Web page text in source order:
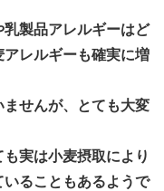
製品アレルギーはど
レルギーも確実に増
せんが、とても大変
実は小麦摂取により
ることもあるようで